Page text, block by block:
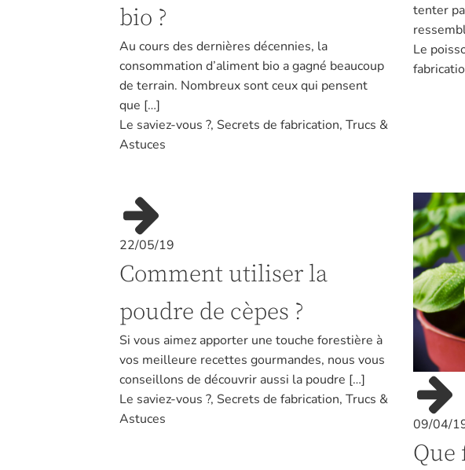
bio ?
Au cours des dernières décennies, la
consommation d’aliment bio a gagné beaucoup
de terrain. Nombreux sont ceux qui pensent
que […]
Le saviez-vous ?, Secrets de fabrication, Trucs &
Astuces
tenter
Le
22/05/19
Comment utiliser la
poudre de cèpes ?
Si vous aimez apporter une touche forestière à
vos meilleure recettes gourmandes, nous vous
conseillons de découvrir aussi la poudre […]
Le saviez-vous ?, Secrets de fabrication, Trucs &
Astuces
09/04/
Que